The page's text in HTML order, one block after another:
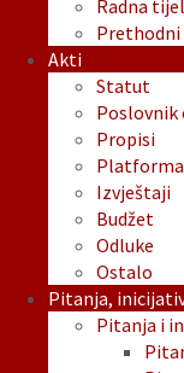
Radna
Akti
Statut
Poslovnik
Propisi
Platforma
Izvještaji
Budžet
Odluke
Ostalo
Pitanja,
Pitanja i